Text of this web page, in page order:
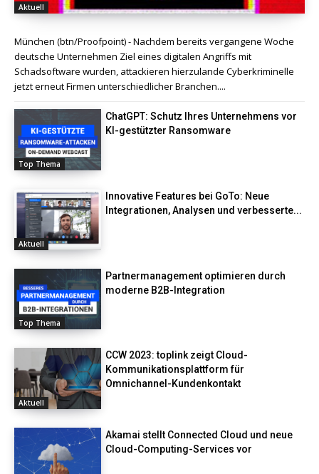
Aktuell
München (btn/Proofpoint) - Nachdem bereits vergangene Woche
deutsche Unternehmen Ziel eines digitalen Angriffs mit
Schadsoftware wurden, attackieren hierzulande Cyberkriminelle
jetzt erneut Firmen unterschiedlicher Branchen....
Top Thema
ChatGPT: Schutz Ihres Unternehmens vor
KI-gestützter Ransomware
Aktuell
Innovative Features bei GoTo: Neue
Integrationen, Analysen und verbesserte...
Top Thema
Partnermanagement optimieren durch
moderne B2B-Integration
Aktuell
CCW 2023: toplink zeigt Cloud-
Kommunikationsplattform für
Omnichannel-Kundenkontakt
Akamai stellt Connected Cloud und neue
Cloud-Computing-Services vor